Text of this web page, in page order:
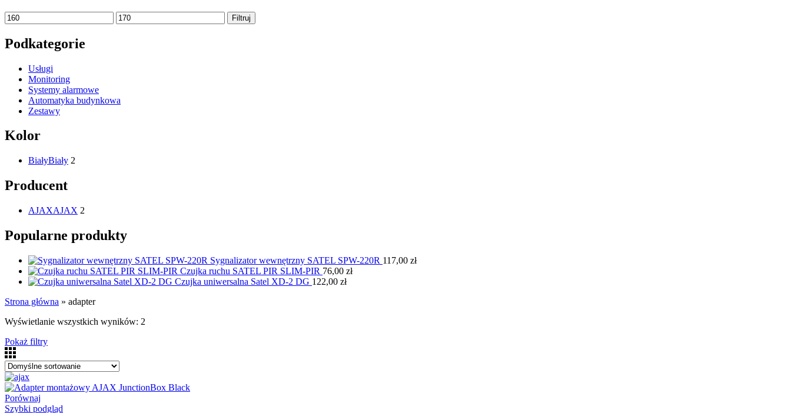
Cena
min
Cena
max
Filtruj
Podkategorie
Usługi
Monitoring
Systemy alarmowe
Automatyka budynkowa
Zestawy
Kolor
BiałyBiały 2
Producent
AJAXAJAX 2
Popularne produkty
Sygnalizator wewnętrzny SATEL SPW-220R 117,00 zł
Czujka ruchu SATEL PIR SLIM-PIR 76,00 zł
Czujka uniwersalna Satel XD-2 DG 122,00 zł
Strona główna » adapter
Wyświetlanie wszystkich wyników: 2
Pokaż filtry
Porównaj
Szybki podgląd